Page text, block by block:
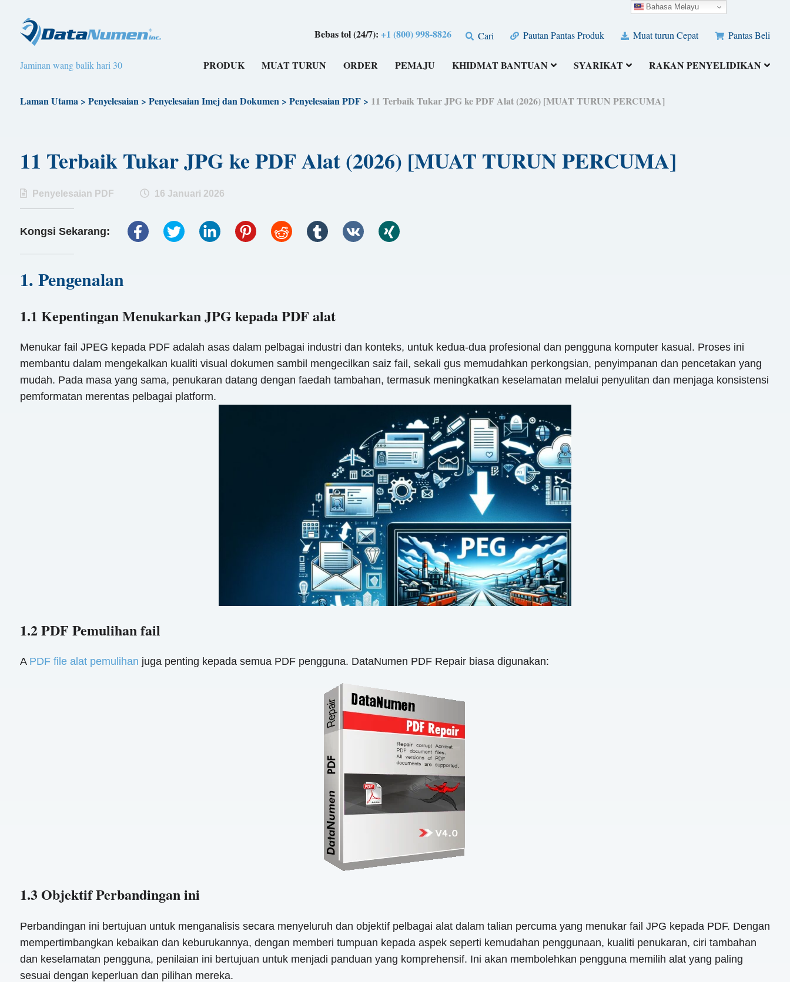
Bebas tol (24/7):+1 (800) 998-8826 Cari Pautan Pantas Produk Muat turun Cepat Pantas Beli
Jaminan wang balik hari 30 PRODUK MUAT TURUN ORDER PEMAJU KHIDMAT BANTUAN SYARIKAT RAKAN PENYELIDIKAN
Laman Utama> Penyelesaian> Penyelesaian Imej dan Dokumen> Penyelesaian PDF> 11 Terbaik Tukar JPG ke PDF Alat (2026) [MUAT TURUN PERCUMA]
11 Terbaik Tukar JPG ke PDF Alat (2026) [MUAT TURUN PERCUMA]
Penyelesaian PDF 16 Januari 2026
Kongsi Sekarang:
1. Pengenalan
1.1 Kepentingan Menukarkan JPG kepada PDF alat
Menukar fail JPEG kepada PDF adalah asas dalam pelbagai industri dan konteks, untuk kedua-dua profesional dan pengguna komputer kasual. Proses ini
membantu dalam mengekalkan kualiti visual dokumen sambil mengecilkan saiz fail, sekali gus memudahkan perkongsian, penyimpanan dan pencetakan yang
mudah. Pada masa yang sama, penukaran datang dengan faedah tambahan, termasuk meningkatkan keselamatan melalui penyulitan dan menjaga konsistensi
pemformatan merentas pelbagai platform.
1.2 PDF Pemulihan fail
A PDF file alat pemulihan juga penting kepada semua PDF pengguna. DataNumen PDF Repair biasa digunakan:
1.3 Objektif Perbandingan ini
Perbandingan ini bertujuan untuk menganalisis secara menyeluruh dan objektif pelbagai alat dalam talian percuma yang menukar fail JPG kepada PDF. Dengan
mempertimbangkan kebaikan dan keburukannya, dengan memberi tumpuan kepada aspek seperti kemudahan penggunaan, kualiti penukaran, ciri tambahan
dan keselamatan pengguna, penilaian ini bertujuan untuk menjadi panduan yang komprehensif. Ini akan membolehkan pengguna memilih alat yang paling
sesuai dengan keperluan dan pilihan mereka.
Bahasa Melayu